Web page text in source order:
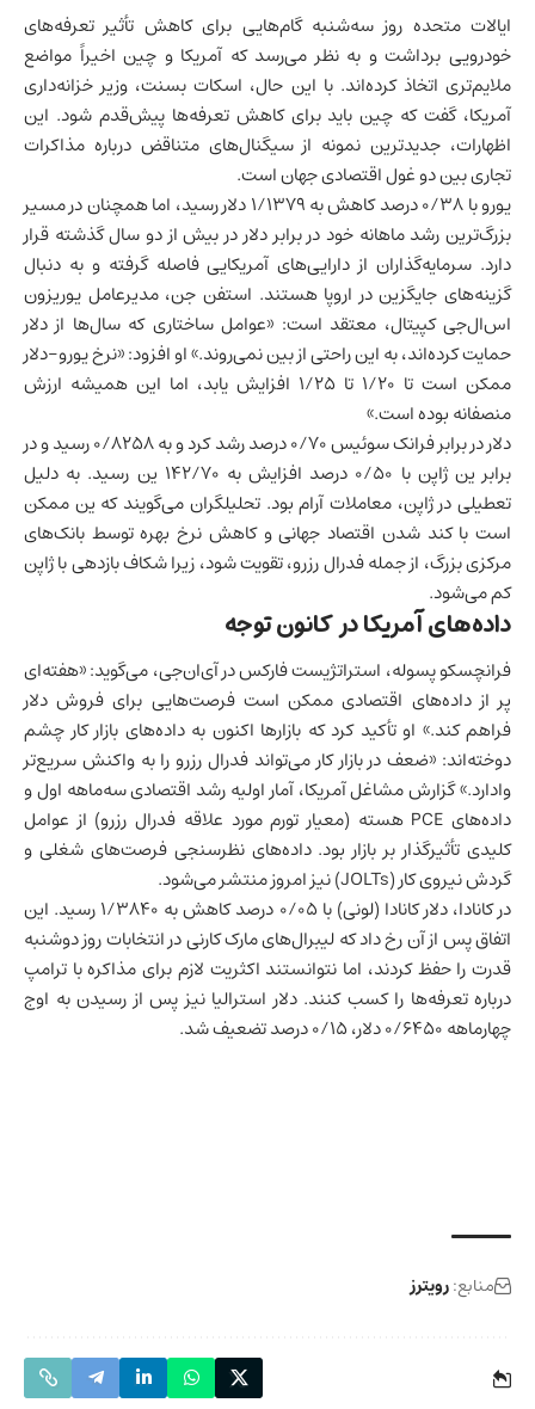
ایالات متحده روز سه‌شنبه گام‌هایی برای کاهش تأثیر تعرفه‌های
خودرویی برداشت و به نظر می‌رسد که آمریکا و چین اخیراً مواضع
ملایم‌تری اتخاذ کرده‌اند. با این حال، اسکات بسنت، وزیر خزانه‌داری
آمریکا، گفت که چین باید برای کاهش تعرفه‌ها پیش‌قدم شود. این
اظهارات، جدیدترین نمونه از سیگنال‌های متناقض درباره مذاکرات
تجاری بین دو غول اقتصادی جهان است.
یورو با ۰/۳۸ درصد کاهش به ۱/۱۳۷۹ دلار رسید، اما همچنان در مسیر
بزرگ‌ترین رشد ماهانه خود در برابر دلار در بیش از دو سال گذشته قرار
دارد. سرمایه‌گذاران از دارایی‌های آمریکایی فاصله گرفته و به دنبال
گزینه‌های جایگزین در اروپا هستند. استفن جن، مدیرعامل یوریزون
اس‌ال‌جی کپیتال، معتقد است: «عوامل ساختاری که سال‌ها از دلار
حمایت کرده‌اند، به این راحتی از بین نمی‌روند.» او افزود: «نرخ یورو-دلار
ممکن است تا ۱/۲۰ تا ۱/۲۵ افزایش یابد، اما این همیشه ارزش
منصفانه بوده است.»
دلار در برابر فرانک سوئیس ۰/۷۰ درصد رشد کرد و به ۰/۸۲۵۸ رسید و در
برابر ین ژاپن با ۰/۵۰ درصد افزایش به ۱۴۲/۷۰ ین رسید. به دلیل
تعطیلی در ژاپن، معاملات آرام بود. تحلیلگران می‌گویند که ین ممکن
است با کند شدن اقتصاد جهانیو کاهش نرخ بهره توسط بانک‌های
مرکزی بزرگ، از جمله فدرال رزرو، تقویت شود، زیرا شکاف بازدهی با ژاپن
کم می‌شود.
داده‌های آمریکا در کانون توجه
فرانچسکو پسوله، استراتژیست فارکس در آی‌ان‌جی، می‌گوید: «هفته‌ای
پر از داده‌های اقتصادی ممکن است فرصت‌هایی برای فروش دلار
فراهم کند.» او تأکید کرد که بازارها اکنون به داده‌های بازار کارچشم
دوخته‌اند: «ضعف در بازار کار می‌تواند فدرال رزرو را به واکنش سریع‌تر
وادارد.» گزارش مشاغل آمریکا، آمار اولیه رشد اقتصادی سه‌ماهه اول و
داده‌های PCE هسته (معیار تورم مورد علاقه فدرال رزرو) از عوامل
کلیدی تأثیرگذار بر بازار بود. داده‌های نظرسنجی فرصت‌های شغلی و
گردش نیروی کار (JOLTs) نیز امروز منتشر می‌شود.
در کانادا، دلار کانادا (لونی) با ۰/۰۵ درصد کاهش به ۱/۳۸۴۰ رسید. این
اتفاق پس از آن رخ داد که لیبرال‌های مارک کارنی در انتخابات روز دوشنبه
قدرت را حفظ کردند، اما نتوانستند اکثریت لازم برای مذاکره با ترامپ
درباره تعرفه‌ها را کسب کنند. دلار استرالیا نیز پس از رسیدن به اوج
چهارماهه ۰/۶۴۵۰ دلار، ۰/۱۵ درصد تضعیف شد.
منابع:رویترز